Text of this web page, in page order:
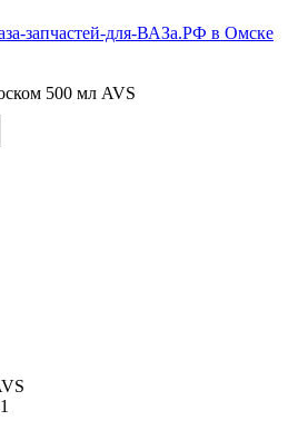
запчастей-для-ВАЗа.РФ в Омске
500 мл AVS